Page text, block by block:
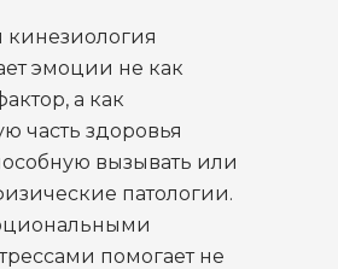
эмоции не как
а как
часть здоровья
вызывать или
патологии.
помогает не